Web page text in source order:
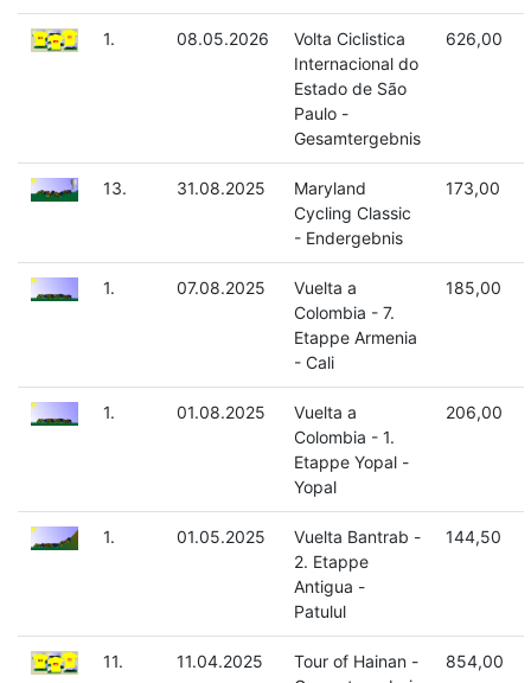
1. 08.05.2026
Volta Ciclistica
Internacional do
Estado de São
Paulo -
Gesamtergebnis
626,00
13. 31.08.2025
Maryland
Cycling Classic
- Endergebnis
173,00
1. 07.08.2025
Vuelta a
Colombia - 7.
Etappe Armenia
- Cali
185,00
1. 01.08.2025
Vuelta a
Colombia - 1.
Etappe Yopal -
Yopal
206,00
1. 01.05.2025
Vuelta Bantrab -
2. Etappe
Antigua -
Patulul
144,50
11. 11.04.2025
Tour of Hainan -
854,00